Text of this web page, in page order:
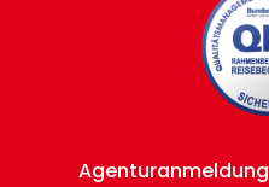
Agenturanmeldung